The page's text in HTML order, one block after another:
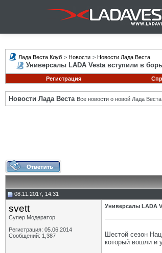
Лада Веста Клуб > Новости > Новости Лада Веста
Универсалы LADA Vesta вступили в
Регистрация
Новости Лада Веста Все новости о новой Лада
08.11.2017, 14:31
svett
Супер Модератор
Регистрация: 05.06.2014
Сообщений: 1,387
Универсалы LADA
Шестой сезон
который вошли и